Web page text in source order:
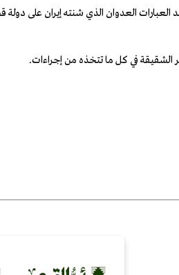
يوم الإثنين 27 ذو الحجة 1446هـ الموافق 23 يونيو 2025م، واستنكرت
الشقيقة في كل ما تتخذه من إجراءات.